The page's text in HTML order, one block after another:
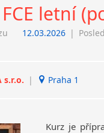
letní
12.03.2026 |
s.r.o. | Praha 1
Kurz je